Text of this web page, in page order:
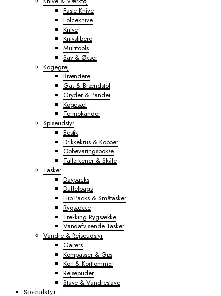
Faste Knive
Foldeknive
Knive
Knivslibere
Multitools
Sav & Økser
Kogegrej
Brændere
Gas & Brændstof
Gryder & Pander
Kogesæt
Termokander
Spiseudstyr
Bestik
Drikkekrus & Kopper
Opbevaringsbokse
Tallerkener & Skåle
Tasker
Daypacks
Duffelbags
Hip Packs & Småtasker
Rygsække
Trekking Rygsække
Vandafvisende Tasker
Vandre & Rejseudstyr
Gaiters
Kompasser & Gps
Kort & Kortlommer
Rejsepuder
Stave & Vandrestave
Soveudstyr